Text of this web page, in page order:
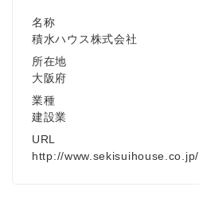
名称
積水ハウス株式会社
所在地
大阪府
業種
建設業
URL
http://www.sekisuihouse.co.jp/